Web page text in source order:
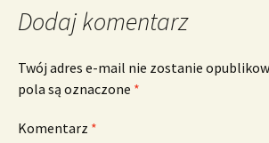
Dodaj komentarz
Twój adres e-mail nie zostanie
pola są oznaczone *
Komentarz *